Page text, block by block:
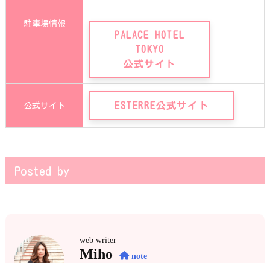
駐車場情報
PALACE HOTEL
TOKYO
公式サイト
公式サイト ESTERRE公式サイト
Posted by
web writer
Miho note